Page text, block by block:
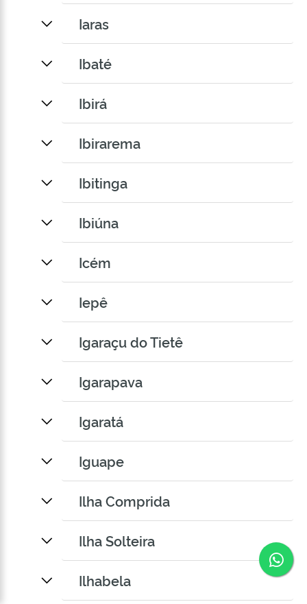
Iaras
Ibaté
Ibirá
Ibirarema
Ibitinga
Ibiúna
Icém
Iepê
Igaraçu do Tietê
Igarapava
Igaratá
Iguape
Ilha Comprida
Ilha Solteira
Ilhabela